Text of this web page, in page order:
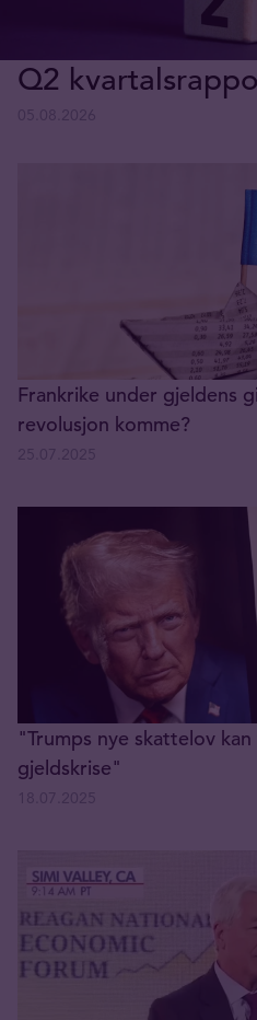
Q2
Frankrike under gjeldens
revolusjon komme?
"Trumps nye skatte­lov
gjeldskrise"